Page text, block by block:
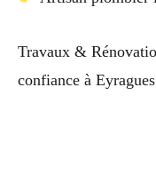
Travaux &
confiance à